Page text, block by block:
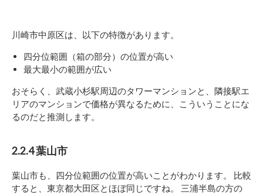
川崎市中原区は、以下の特徴があります。
四分位範囲（箱の部分）の位置が高い
最大最小の範囲が広い
おそらく、武蔵小杉駅周辺のタワーマンションと、隣接駅エ
リアのマンションで価格が異なるために、こういうことにな
るのだと推測します。
2.2.4 葉山市
葉山市も、四分位範囲の位置が高いことがわかります。 比較
すると、東京都大田区とほぼ同じですね。 三浦半島の方の